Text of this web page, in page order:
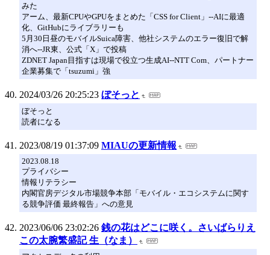
みた
アーム、最新CPUやGPUをまとめた「CSS for Client」--AIに最適
化、GitHubにライブラリーも
5月30日昼のモバイルSuica障害、他社システムのエラー復旧で解
消へ--JR東、公式「X」で投稿
ZDNET Japan目指すは現場で役立つ生成AI--NTT Com、パートナー
企業募集で「tsuzumi」強
2024/03/26 20:25:23 ぼそっと
ぼそっと
読者になる
2023/08/19 01:37:09 MIAUの更新情報
2023.08.18
プライバシー
情報リテラシー
内閣官房デジタル市場競争本部「モバイル・エコシステムに関す
る競争評価 最終報告」への意見
2023/06/06 23:02:26 銭の花はどこに咲く。さいばらりえ
この太腕繁盛記 生（なま）